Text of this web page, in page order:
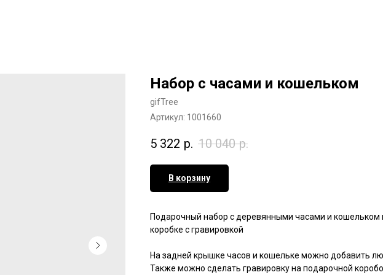
Набор с часами и кошельком
gifTree
Артикул: 1001660
5 322 р. 10 040 р.
В корзину
Подарочный набор с деревянными часами и кошельком
коробке с гравировкой
На задней крышке часов и кошельке можно добавить
Также можно сделать гравировку на подарочной